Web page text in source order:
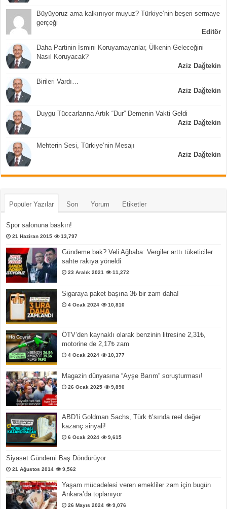
Büyüyoruz ama kalkınıyor muyuz? Türkiye’nin beşeri sermaye
gerçeği
Editör
Daha Partinin İsmini Koruyamayanlar, Ülkenin Geleceğini
Nasıl Koruyacak?
Aziz Dağtekin
Birileri Vardı…
Aziz Dağtekin
Duygu Tüccarlarına Artık “Dur” Demenin Vakti Geldi
Aziz Dağtekin
Mehterin Sesi, Türkiye’nin Mesajı
Aziz Dağtekin
Popüler Yazılar Son Yorum Etiketler
Spor salonuna baskın!
21 Haziran 2015 13,797
Gündeme bak? Veli Ağbaba: Vergiler arttı tüketiciler
sahte rakıya yöneldi
23 Aralık 2021 11,272
Sigaraya paket başına 3₺ bir zam daha!
4 Ocak 2024 10,810
ÖTV’den kaynaklı olarak benzinin litresine 2,31₺,
motorine de 2,17₺ zam
4 Ocak 2024 10,377
Magazin dünyasına “Ayşe Barım” soruşturması!
26 Ocak 2025 9,890
ABD’li Goldman Sachs, Türk ₺’sında reel değer
kazanç sinyali!
6 Ocak 2024 9,615
Siyaset Gündemi Baş Döndürüyor
21 Ağustos 2014 9,562
Yaşam mücadelesi veren emekliler zam için bugün
Ankara’da toplanıyor
26 Mayıs 2024 9,076